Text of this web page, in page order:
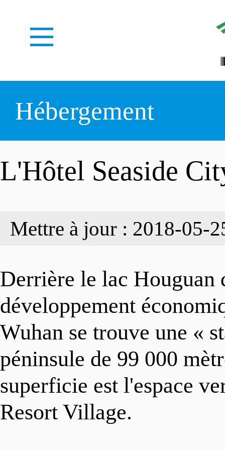
ACCUEIL
À PROPOS
Gallerie
Vidéos
Contactez-nous
Focus
Infographies
ENTREPRISES
PARCS
GUIDE
Hébergement
L'Hôtel Seaside
Mettre à jour : 2018-05-
Derrière le lac Houguan
développement
Wuhan se trouve une «
péninsule de 99 000
superficie est l'espace
Resort Village.